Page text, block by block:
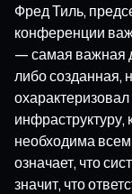
Фред Тиль,
конференции
— самая важная
либо созданная,
инфраструктуру,
необходима
означает, что
значит, что